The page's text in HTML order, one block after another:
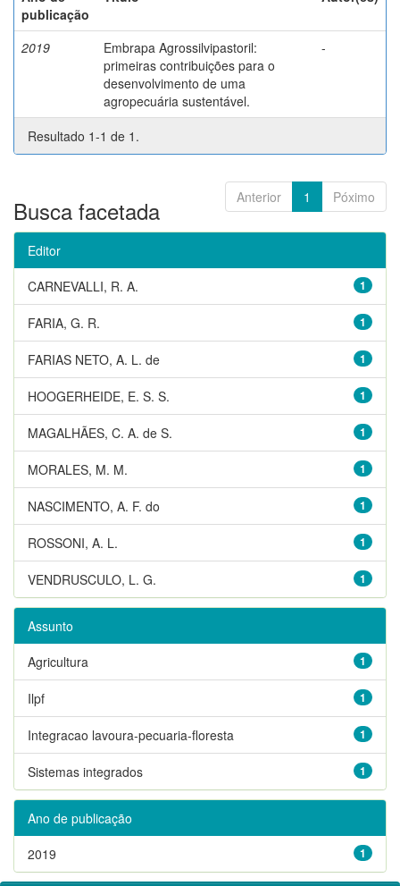
publicação
2019
Embrapa Agrossilvipastoril:
primeiras contribuições para o
desenvolvimento de uma
agropecuária sustentável.
-
Resultado 1-1 de 1.
Anterior 1 Póximo
Busca facetada
Editor
1
CARNEVALLI, R. A.
1
FARIA, G. R.
1
FARIAS NETO, A. L. de
1
HOOGERHEIDE, E. S. S.
1
MAGALHÃES, C. A. de S.
1
MORALES, M. M.
1
NASCIMENTO, A. F. do
1
ROSSONI, A. L.
1
VENDRUSCULO, L. G.
Assunto
1
Agricultura
1
Ilpf
1
Integracao lavoura-pecuaria-floresta
1
Sistemas integrados
Ano de publicação
1
2019